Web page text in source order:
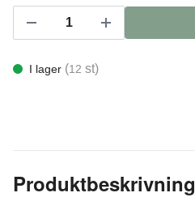
I lager (12 st)
Produktbeskrivning